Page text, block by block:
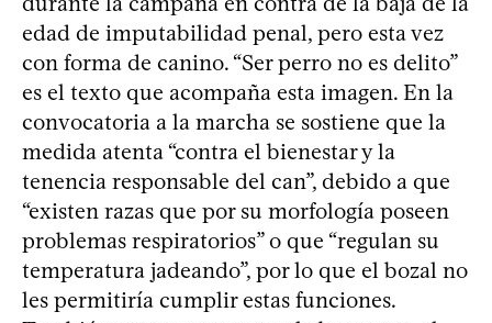
edad de imputabilidad penal, pero esta vez
con forma de canino. “Ser perro no es delito”
es el texto que acompaña esta imagen. En la
convocatoria a la marcha se sostiene que la
medida atenta “contra el bienestar y la
tenencia responsable del can”, debido a que
“existen razas que por su morfología poseen
problemas respiratorios” o que “regulan su
temperatura jadeando”, por lo que el bozal no
les permitiría cumplir estas funciones.